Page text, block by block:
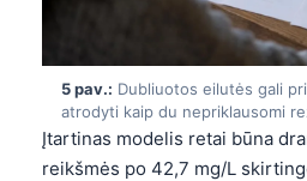
5 pav.: Dubliuotos eilutės gali
atrodyti kaip du nepriklausomi
Įtartinas modelis retai būna
reikšmės po 42,7 mg/L